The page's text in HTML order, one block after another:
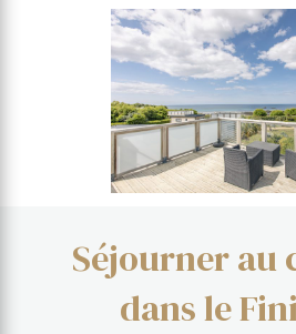
Séjourner au
dans le